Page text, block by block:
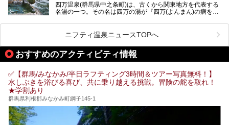
肌湯をはじめ、館内の魅力をたっぷりとご紹介します！
四万温泉(群馬県中之条町)は、古くから関東地方を代表する
名湯の一つ。その名は四万の湯が『四万(よんまん)の病を癒
観光客で賑わう人気温泉地です。
「中生館」は四万温泉最奥に位置し、秘境感漂う老舗宿。泉
質の良さ(特に美人湯効果)に定評があり、知る人ぞ知る穴場
的存在です。今回は筆者自ら宿泊し、自慢の温泉をはじめ食
事・客室・共有スペースなど、宿の全貌を徹底紹介します。
ニフティ温泉ニュースTOPへ
おすすめのアクティビティ情報
✅【群馬/みなかみ/半日ラフティング3時間＆ツアー写真無料！】
水しぶきを浴びる喜び、共に乗り越える挑戦。冒険の舵を取れ！
★学割あり
群馬県利根郡みなかみ町綱子145-1